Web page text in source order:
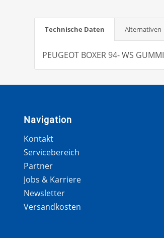
Technische Daten Alternativen
PEUGEOT BOXER 94- WS GUMMI
Navigation
Kontakt
Servicebereich
Partner
Jobs & Karriere
Newsletter
Versandkosten